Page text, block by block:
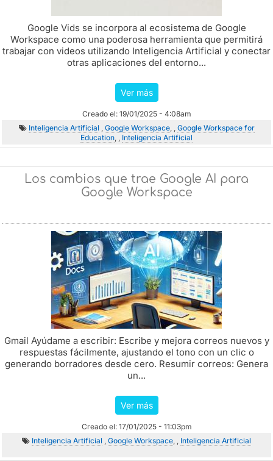
Google Vids se incorpora al ecosistema de Google
Workspace como una poderosa herramienta que permitirá
trabajar con videos utilizando Inteligencia Artificial y conectar
otras aplicaciones del entorno...
Ver más
Creado el: 19/01/2025 - 4:08am
Inteligencia Artificial
Google Workspace, , Google Workspace for
Education
Inteligencia Artificial
Los cambios que trae Google AI para
Google Workspace
Gmail Ayúdame a escribir: Escribe y mejora correos nuevos y
respuestas fácilmente, ajustando el tono con un clic o
generando borradores desde cero. Resumir correos: Genera
un...
Ver más
Creado el: 17/01/2025 - 11:03pm
Inteligencia Artificial
Google Workspace Inteligencia Artificial